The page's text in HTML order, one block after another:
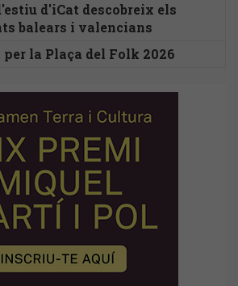
d'iCat descobreix els
balears i valencians
la Plaça del Folk 2026